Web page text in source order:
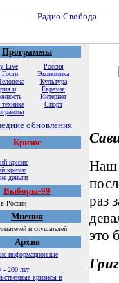
Программы
Live
и
Россия
Экономика
Культура
Евразия
Интернет
Спорт
обновления
Кризис
кризис
кризис
деньги
Выборы-99
России
Мнения
и слушателей
Архив
информационные
200 лет
кризисы в
Наш
раз
это